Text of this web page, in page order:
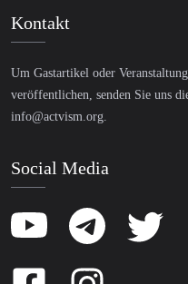
Kontakt
Um Gastartikel oder
veröffentlichen, senden Sie uns
info@actvism.org.
Social Media